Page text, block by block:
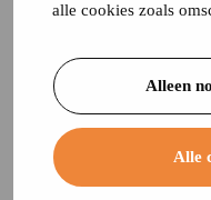
alle cookies zoals
Alleen
Alle